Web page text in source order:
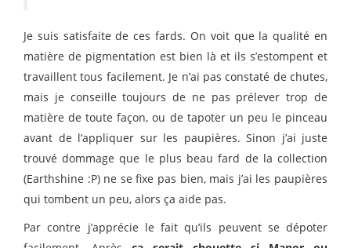
Je suis satisfaite de ces fards. On voit que la qualité en
matière de pigmentation est bien là et ils s’estompent et
travaillent tous facilement. Je n’ai pas constaté de chutes,
mais je conseille toujours de ne pas prélever trop de
matière de toute façon, ou de tapoter un peu le pinceau
avant de l’appliquer sur les paupières. Sinon j’ai juste
trouvé dommage que le plus beau fard de la collection
(Earthshine :P) ne se fixe pas bien, mais j’ai les paupières
qui tombent un peu, alors ça aide pas.
Par contre j’apprécie le fait qu’ils peuvent se dépoter